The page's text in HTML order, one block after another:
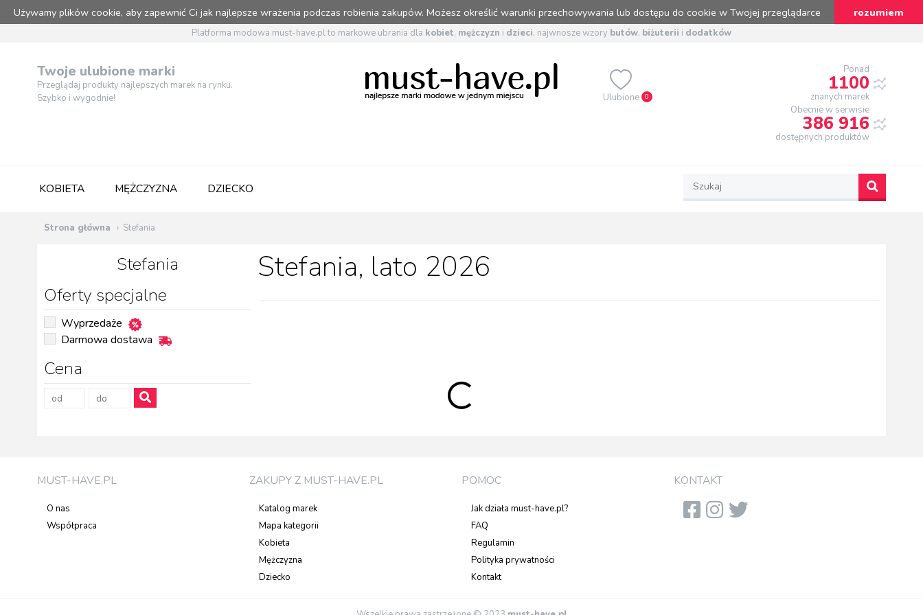
Używamy plików cookie, aby zapewnić Ci jak najlepsze wrażenia podczas robienia zakupów. Możesz określić warunki przechowywania lub dostępu do cookie w Twojej przeglądarce rozumiem
Platforma modowa must-have.pl to markowe ubrania dla kobiet, mężczyzn i dzieci, najwnosze wzory butów, biżuterii i dodatków
Twoje ulubione marki
Przeglądaj produkty najlepszych marek na rynku.
Szybko i wygodnie!
Ulubione 0
Ponad
1100
znanych marek
Obecnie w serwisie
386 916
dostępnych produktów
KOBIETA MĘŻCZYZNA DZIECKO
Strona główna Stefania
Stefania
Oferty specjalne
Wyprzedaże
Darmowa dostawa
Cena
Stefania, lato 2026
MUST-HAVE.PL
O nas
Współpraca
ZAKUPY Z MUST-HAVE.PL
Katalog marek
Mapa kategorii
Kobieta
Mężczyzna
Dziecko
POMOC
Jak działa must-have.pl?
FAQ
Regulamin
Polityka prywatności
Kontakt
KONTAKT